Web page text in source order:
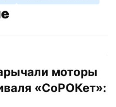
моторы
«СоРОКет»: